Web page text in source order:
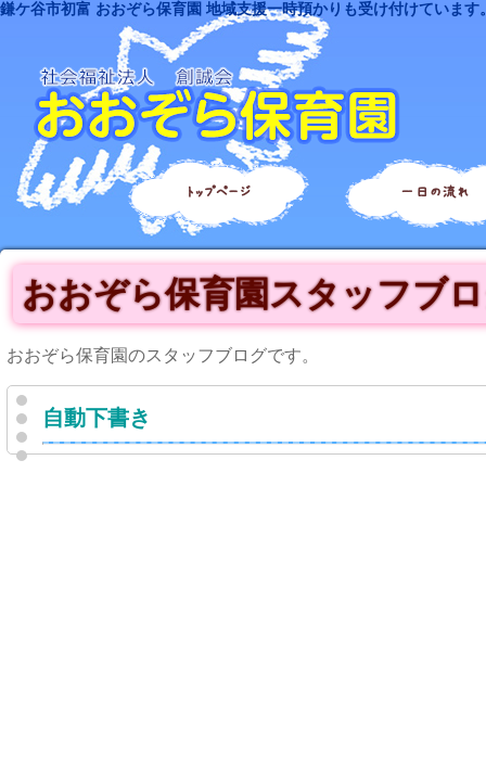
鎌ケ谷市初富 おおぞら保育園 地域支援一時預かりも受け付けています
トップページ 一日の流れ
おおぞら保育園スタッフブ
おおぞら保育園のスタッフブログです。
自動下書き